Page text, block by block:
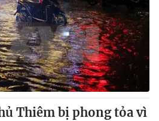
Thiêm bị phong tỏa vì